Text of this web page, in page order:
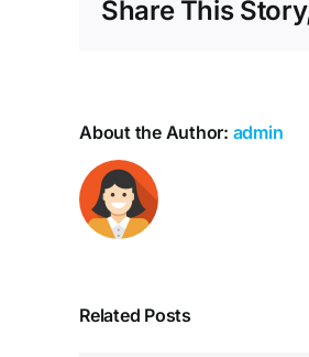
Share This
About the Author: admin
Related Posts